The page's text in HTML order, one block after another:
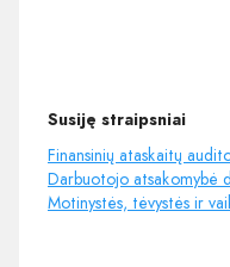
Susiję straipsniai
Finansinių ataskaitų
Motinystės, tėvystės ir